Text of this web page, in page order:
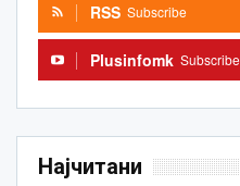
RSS Subscribe
Plusinfomk Subscribe
Најчитани